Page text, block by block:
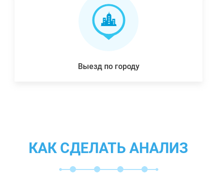
Выезд по городу
КАК СДЕЛАТЬ АНАЛИЗ